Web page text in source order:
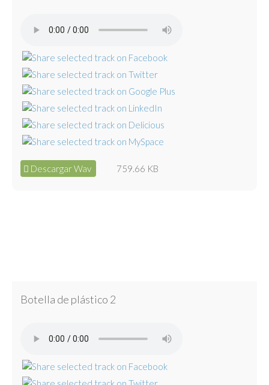
Descargar Wav 759.66 KB
Botella de plástico 2